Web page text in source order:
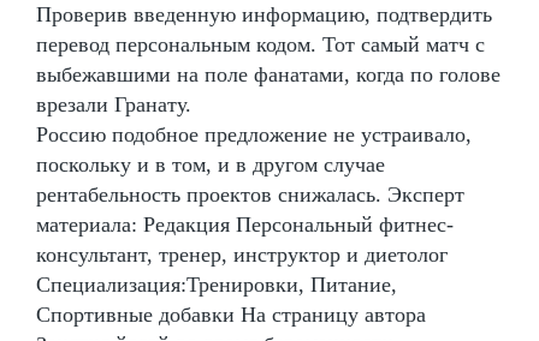
Проверив введенную информацию, подтвердить
перевод персональным кодом. Тот самый матч с
выбежавшими на поле фанатами, когда по голове
врезали Гранату.
Россию подобное предложение не устраивало,
поскольку и в том, и в другом случае
рентабельность проектов снижалась. Эксперт
материала: Редакция Персональный фитнес-
консультант, тренер, инструктор и диетолог
Специализация:Тренировки, Питание,
Спортивные добавки На страницу автора